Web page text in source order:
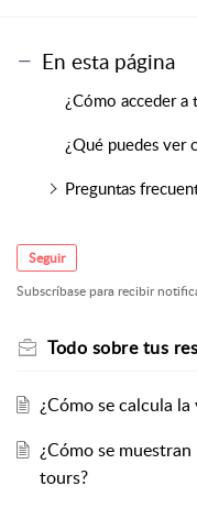
En esta página
¿Cómo acceder a
¿Qué puedes ver
Preguntas
Seguir
Subscríbase para recibir
Todo sobre tus
¿Cómo se calcula
¿Cómo se
tours?